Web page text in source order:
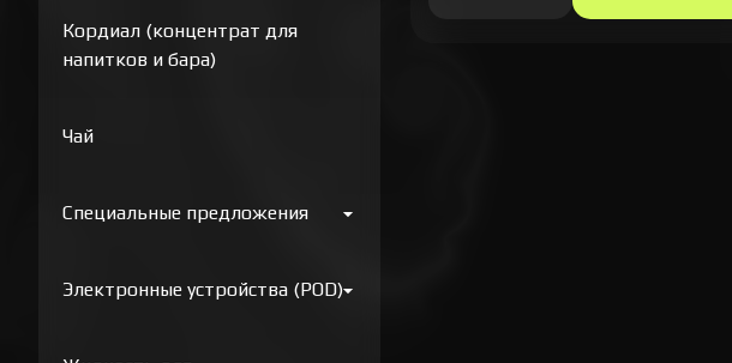
Кордиал (концентрат для
напитков и бара)
Чай
Специальные предложения
Электронные устройства (POD)